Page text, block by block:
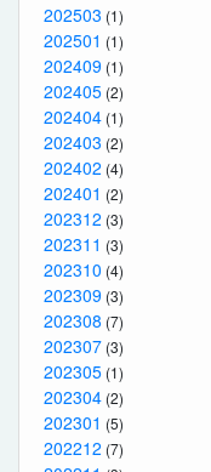
202503 (1)
202501 (1)
202409 (1)
202405 (2)
202404 (1)
202403 (2)
202402 (4)
202401 (2)
202312 (3)
202311 (3)
202310 (4)
202309 (3)
202308 (7)
202307 (3)
202305 (1)
202304 (2)
202301 (5)
202212 (7)